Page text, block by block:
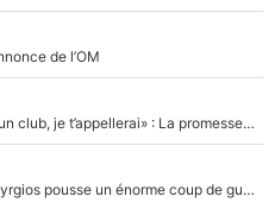
de l’OM
Mercato - OM - «Dès que je prends un club, je t’appellerai» : La promesse de Marcelino au moment de claquer la porte
Victime de racisme contre Murray, Kyrgios pousse un énorme coup de gueule !